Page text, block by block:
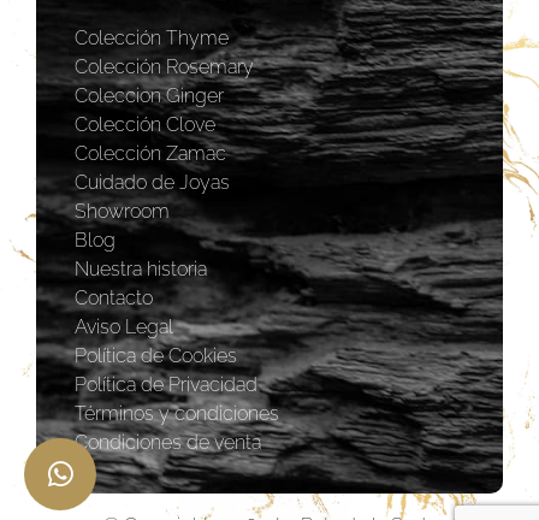
Colección Thyme
Colección Rosemary
Coleccion Ginger
Colección Clove
Colección Zamac
Cuidado de Joyas
Showroom
Blog
Nuestra historia
Contacto
Aviso Legal
Política de Cookies
Política de Privacidad
Términos y condiciones
Condiciones de venta